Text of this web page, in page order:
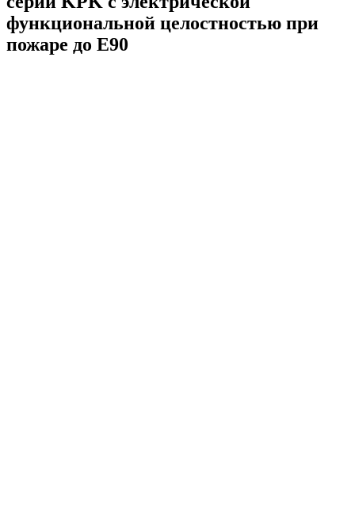
функциональной целостностью при
пожаре до E90